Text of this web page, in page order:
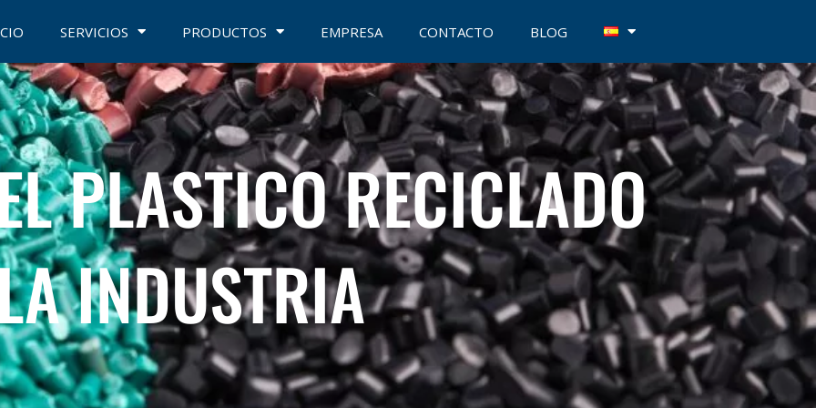
SERVICIOS PRODUCTOS EMPRESA CONTACTO BLOG
PLASTICO RECICLADO
INDUSTRIA